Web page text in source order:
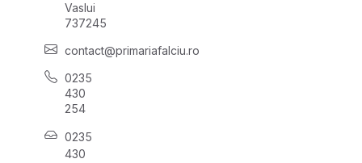
Vaslui
737245
contact@primariafalciu.ro
0235
430
254
0235
430